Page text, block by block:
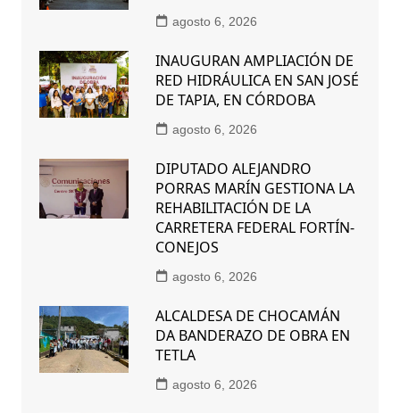
agosto 6, 2026
INAUGURAN AMPLIACIÓN DE
RED HIDRÁULICA EN SAN JOSÉ
DE TAPIA, EN CÓRDOBA
agosto 6, 2026
DIPUTADO ALEJANDRO
PORRAS MARÍN GESTIONA LA
REHABILITACIÓN DE LA
CARRETERA FEDERAL FORTÍN-
CONEJOS
agosto 6, 2026
ALCALDESA DE CHOCAMÁN
DA BANDERAZO DE OBRA EN
TETLA
agosto 6, 2026